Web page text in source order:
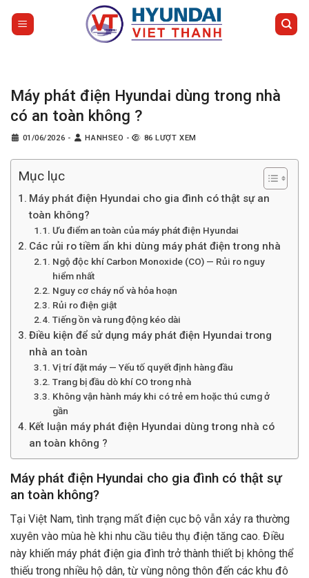
Máy phát điện Hyundai dùng trong nhà
có an toàn không ?
01/06/2026 - HANHSEO - 86 LƯỢT XEM
Mục lục
Máy phát điện Hyundai cho gia đình có thật sự an
toàn không?
Ưu điểm an toàn của máy phát điện Hyundai
Các rủi ro tiềm ẩn khi dùng máy phát điện trong nhà
Ngộ độc khí Carbon Monoxide (CO) — Rủi ro nguy
hiểm nhất
Nguy cơ cháy nổ và hỏa hoạn
Rủi ro điện giật
Tiếng ồn và rung động kéo dài
Điều kiện để sử dụng máy phát điện Hyundai trong
nhà an toàn
Vị trí đặt máy — Yếu tố quyết định hàng đầu
Trang bị đầu dò khí CO trong nhà
Không vận hành máy khi có trẻ em hoặc thú cưng ở
gần
Kết luận máy phát điện Hyundai dùng trong nhà có
an toàn không ?
Máy phát điện Hyundai cho gia đình có thật sự
an toàn không?
Tại Việt Nam, tình trạng mất điện cục bộ vẫn xảy ra thường
xuyên vào mùa hè khi nhu cầu tiêu thụ điện tăng cao. Điều
này khiến máy phát điện gia đình trở thành thiết bị không thể
thiếu trong nhiều hộ dân, từ vùng nông thôn đến các khu đô